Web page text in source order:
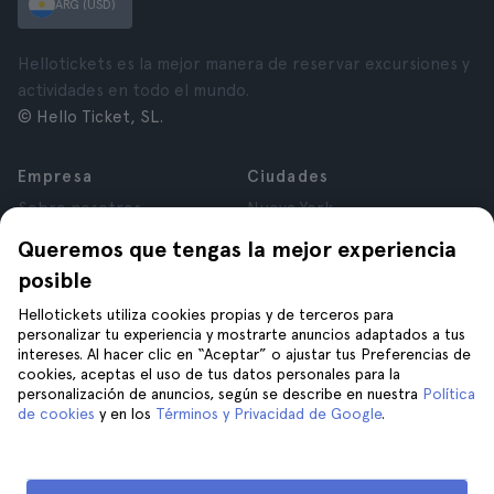
Queremos que tengas la mejor experiencia
posible
Hellotickets utiliza cookies propias y de terceros para
personalizar tu experiencia y mostrarte anuncios adaptados a tus
intereses. Al hacer clic en “Aceptar” o ajustar tus Preferencias de
cookies, aceptas el uso de tus datos personales para la
personalización de anuncios, según se describe en nuestra Política
de cookies y en los Términos y Privacidad de Google.
ARG (USD)
Hellotickets es la mejor manera de reservar excursiones y
actividades en todo el mundo.
© Hello Ticket, SL.
Empresa
Sobre nosotros
Afiliados
Opiniones
Privacidad
Términos y Condiciones
Aviso Legal
Cookies
Ciudades
Nueva York
París
Granada
Cracovia
Tenerife
Ayuda